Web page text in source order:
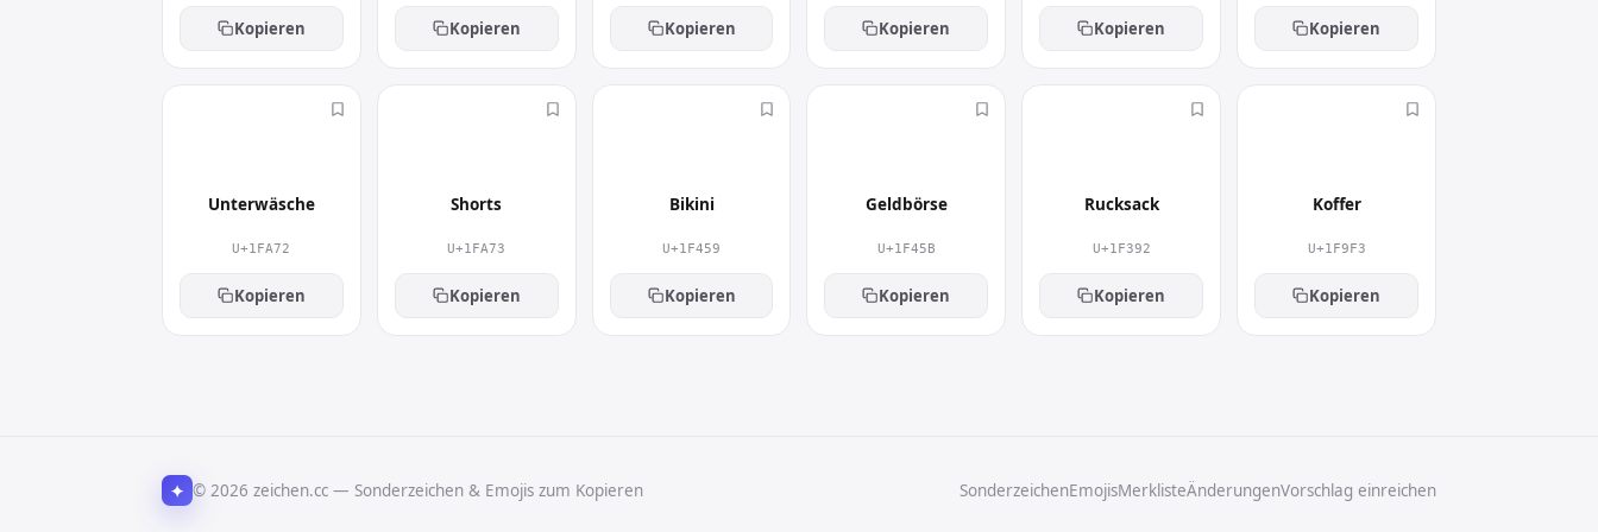
Kopieren Kopieren Kopieren Kopieren Kopieren Kopieren
Unterwäsche
U+1FA72
Kopieren
Shorts
U+1FA73
Kopieren
Bikini
U+1F459
Kopieren
Geldbörse
U+1F45B
Kopieren
Rucksack
U+1F392
Kopieren
Koffer
U+1F9F3
Kopieren
✦ © 2026 zeichen.cc — Sonderzeichen & Emojis zum Kopieren SonderzeichenEmojisMerklisteÄnderungenVorschlag einreichen